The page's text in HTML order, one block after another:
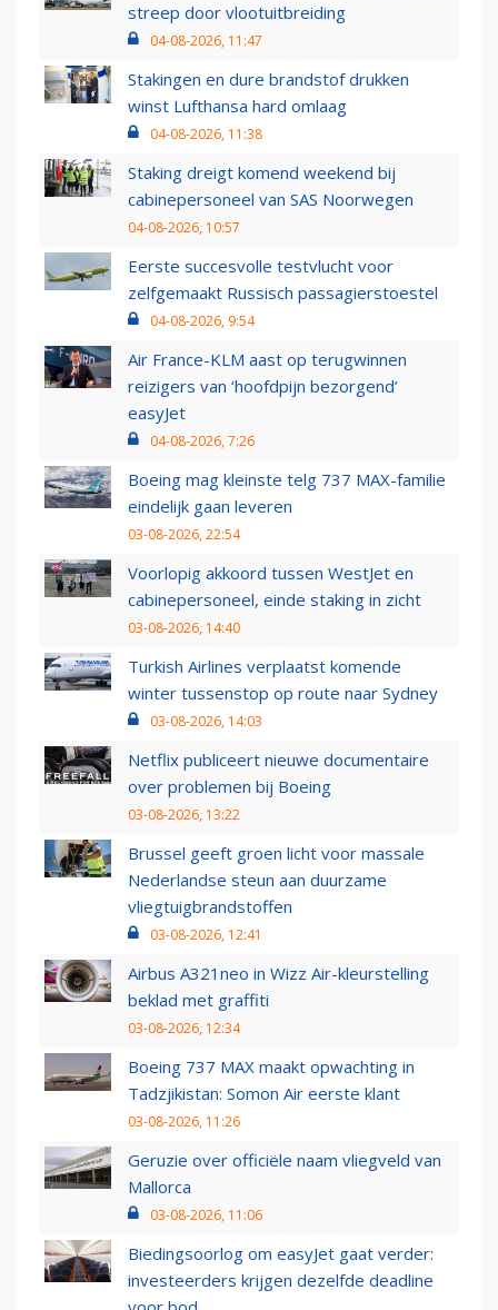
streep door vlootuitbreiding
04-08-2026, 11:47
Stakingen en dure brandstof drukken
winst Lufthansa hard omlaag
04-08-2026, 11:38
Staking dreigt komend weekend bij
cabinepersoneel van SAS Noorwegen
04-08-2026, 10:57
Eerste succesvolle testvlucht voor
zelfgemaakt Russisch passagierstoestel
04-08-2026, 9:54
Air France-KLM aast op terugwinnen
reizigers van ‘hoofdpijn bezorgend’
easyJet
04-08-2026, 7:26
Boeing mag kleinste telg 737 MAX-familie
eindelijk gaan leveren
03-08-2026, 22:54
Voorlopig akkoord tussen WestJet en
cabinepersoneel, einde staking in zicht
03-08-2026, 14:40
Turkish Airlines verplaatst komende
winter tussenstop op route naar Sydney
03-08-2026, 14:03
Netflix publiceert nieuwe documentaire
over problemen bij Boeing
03-08-2026, 13:22
Brussel geeft groen licht voor massale
Nederlandse steun aan duurzame
vliegtuigbrandstoffen
03-08-2026, 12:41
Airbus A321neo in Wizz Air-kleurstelling
beklad met graffiti
03-08-2026, 12:34
Boeing 737 MAX maakt opwachting in
Tadzjikistan: Somon Air eerste klant
03-08-2026, 11:26
Geruzie over officiële naam vliegveld van
Mallorca
03-08-2026, 11:06
Biedingsoorlog om easyJet gaat verder:
investeerders krijgen dezelfde deadline